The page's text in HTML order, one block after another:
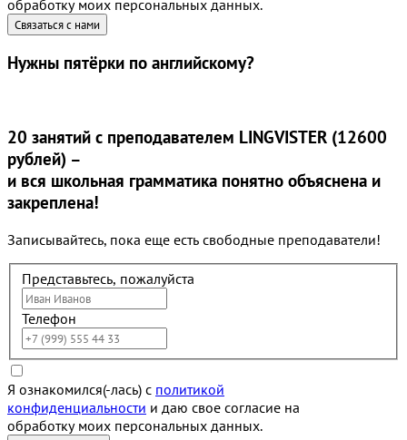
обработку моих персональных данных.
Нужны пятёрки по английскому?
20 занятий с преподавателем LINGVISTER (12600
рублей) –
и вся школьная грамматика понятно объяснена и
закреплена!
Записывайтесь, пока еще есть свободные преподаватели!
Представьтесь, пожалуйста
Телефон
Я ознакомился(-лась) с политикой
конфиденциальности и даю свое согласие на
обработку моих персональных данных.